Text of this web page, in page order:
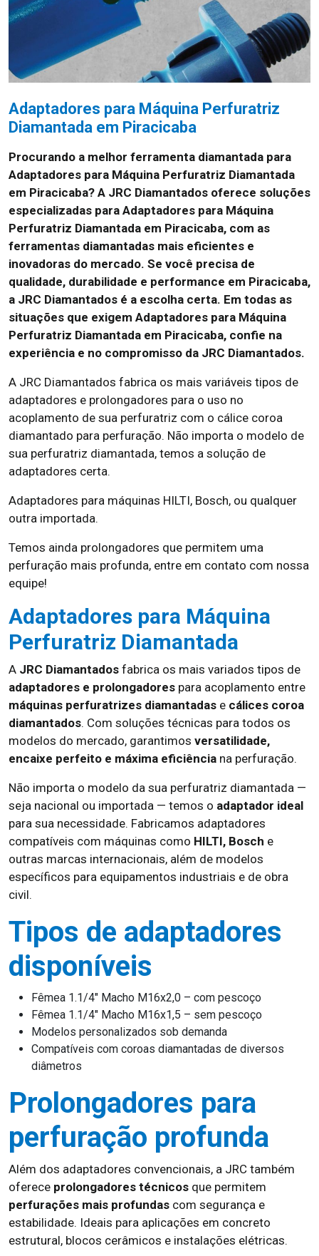
Adaptadores para Máquina Perfuratriz
Diamantada em Piracicaba
Procurando a melhor ferramenta diamantada para
Adaptadores para Máquina Perfuratriz Diamantada
em Piracicaba? A JRC Diamantados oferece soluções
especializadas para Adaptadores para Máquina
Perfuratriz Diamantada em Piracicaba, com as
ferramentas diamantadas mais eficientes e
inovadoras do mercado. Se você precisa de
qualidade, durabilidade e performance em Piracicaba,
a JRC Diamantados é a escolha certa. Em todas as
situações que exigem Adaptadores para Máquina
Perfuratriz Diamantada em Piracicaba, confie na
experiência e no compromisso da JRC Diamantados.
A JRC Diamantados fabrica os mais variáveis tipos de
adaptadores e prolongadores para o uso no
acoplamento de sua perfuratriz com o cálice coroa
diamantado para perfuração. Não importa o modelo de
sua perfuratriz diamantada, temos a solução de
adaptadores certa.
Adaptadores para máquinas HILTI, Bosch, ou qualquer
outra importada.
Temos ainda prolongadores que permitem uma
perfuração mais profunda, entre em contato com nossa
equipe!
Adaptadores para Máquina
Perfuratriz Diamantada
A JRC Diamantados fabrica os mais variados tipos de
adaptadores e prolongadores para acoplamento entre
máquinas perfuratrizes diamantadas e cálices coroa
diamantados. Com soluções técnicas para todos os
modelos do mercado, garantimos versatilidade,
encaixe perfeito e máxima eficiência na perfuração.
Não importa o modelo da sua perfuratriz diamantada —
seja nacional ou importada — temos o adaptador ideal
para sua necessidade. Fabricamos adaptadores
compatíveis com máquinas como HILTI, Bosch e
outras marcas internacionais, além de modelos
específicos para equipamentos industriais e de obra
civil.
Tipos de adaptadores
disponíveis
Fêmea 1.1/4″ Macho M16x2,0 – com pescoço
Fêmea 1.1/4″ Macho M16x1,5 – sem pescoço
Modelos personalizados sob demanda
Compatíveis com coroas diamantadas de diversos
diâmetros
Prolongadores para
perfuração profunda
Além dos adaptadores convencionais, a JRC também
oferece prolongadores técnicos que permitem
perfurações mais profundas com segurança e
estabilidade. Ideais para aplicações em concreto
estrutural, blocos cerâmicos e instalações elétricas.